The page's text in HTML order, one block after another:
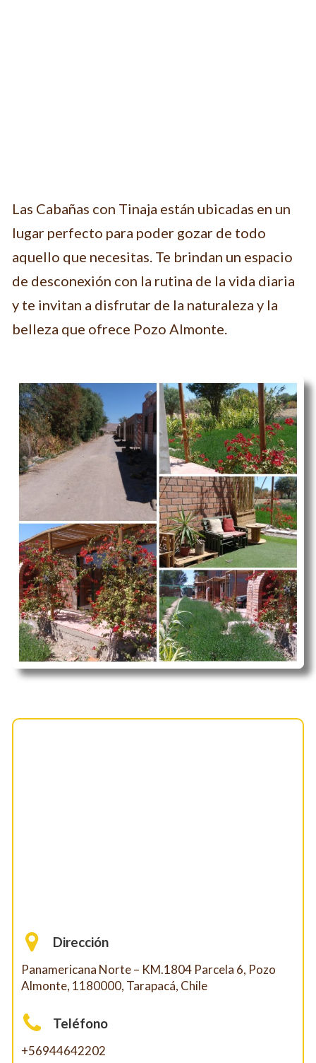
Las Cabañas con Tinaja están ubicadas en un
lugar perfecto para poder gozar de todo
aquello que necesitas. Te brindan un espacio
de desconexión con la rutina de la vida diaria
y te invitan a disfrutar de la naturaleza y la
belleza que ofrece Pozo Almonte.
Dirección
Panamericana Norte – KM.1804 Parcela 6, Pozo
Almonte, 1180000, Tarapacá, Chile
Teléfono
+56944642202